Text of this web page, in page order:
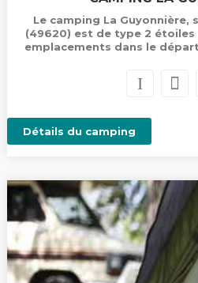
Le camping La Guyonnière,
(49620) est de type 2
emplacements dans le
Détails du camping